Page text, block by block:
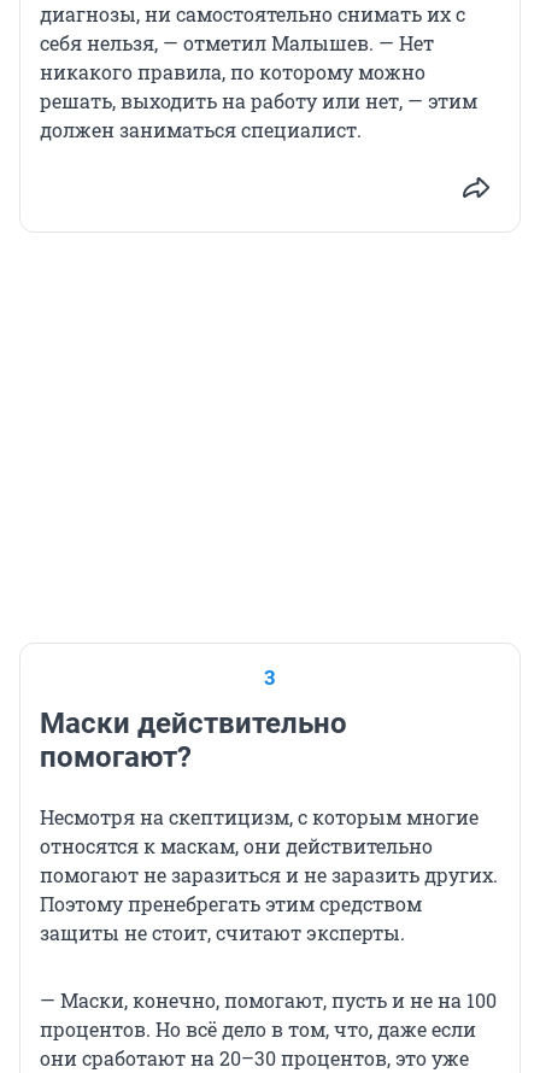
диагнозы, ни самостоятельно снимать их с
себя нельзя, — отметил Малышев. — Нет
никакого правила, по которому можно
решать, выходить на работу или нет, — этим
должен заниматься специалист.
3
Маски действительно
помогают?
Несмотря на скептицизм, с которым многие
относятся к маскам, они действительно
помогают не заразиться и не заразить других.
Поэтому пренебрегать этим средством
защиты не стоит, считают эксперты.
— Маски, конечно, помогают, пусть и не на 100
процентов. Но всё дело в том, что, даже если
они сработают на 20–30 процентов, это уже